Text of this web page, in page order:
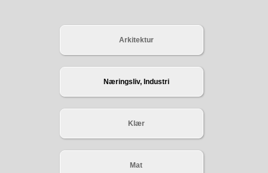
Arkitektur
Næringsliv, Industri
Klær
Mat